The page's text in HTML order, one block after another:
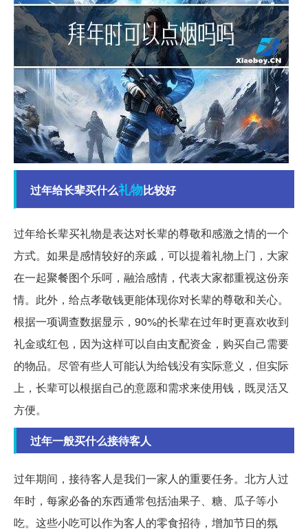
过年给长辈买什么礼物比较好
过年给长辈买礼物是表达对长辈的尊敬和感激之情的一个
方式。如果是感情较好的亲戚，可以提着礼物上门，大家
在一起聚餐图个乐呵，融洽感情，代表大家都重视这份亲
情。此外，给点孝敬钱更能体现你对长辈的尊敬和关心。
根据一项调查数据显示，90%的长辈在过年时更喜欢收到
礼金或红包，因为这样可以自由支配资金，购买自己需要
的物品。尽管有些人可能认为给钱没有实际意义，但实际
上，长辈可以根据自己的意愿和需求来使用钱，既灵活又
方便。
过年一般买什么接待客人
过年期间，接待客人是我们一家人的重要任务。北方人过
年时，每家必备的东西通常包括油果子、糖、瓜子等小
吃。这些小吃可以作为客人的零食招待，增加节日的氛